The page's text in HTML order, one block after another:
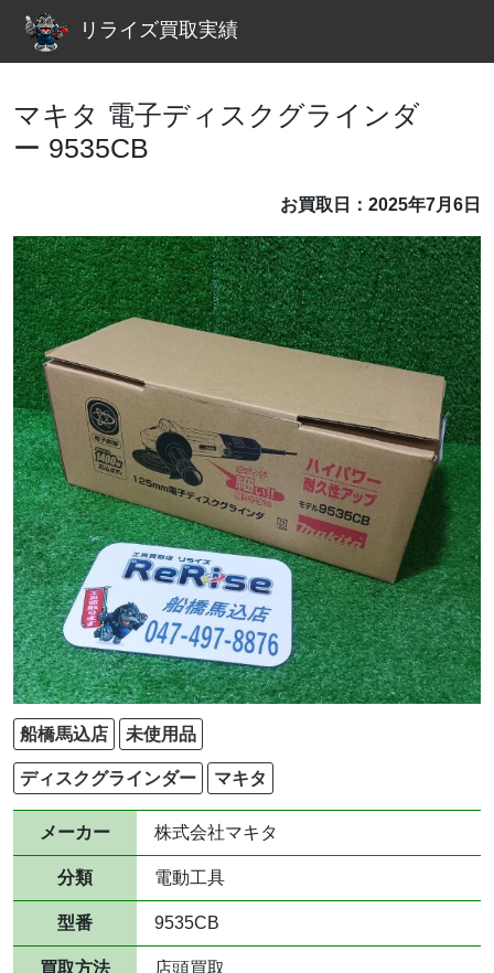
リライズ買取実績
マキタ 電子ディスクグラインダ
ー 9535CB
お買取日：2025年7月6日
船橋馬込店 未使用品
ディスクグラインダー マキタ
メーカー 株式会社マキタ
分類 電動工具
型番 9535CB
買取方法 店頭買取